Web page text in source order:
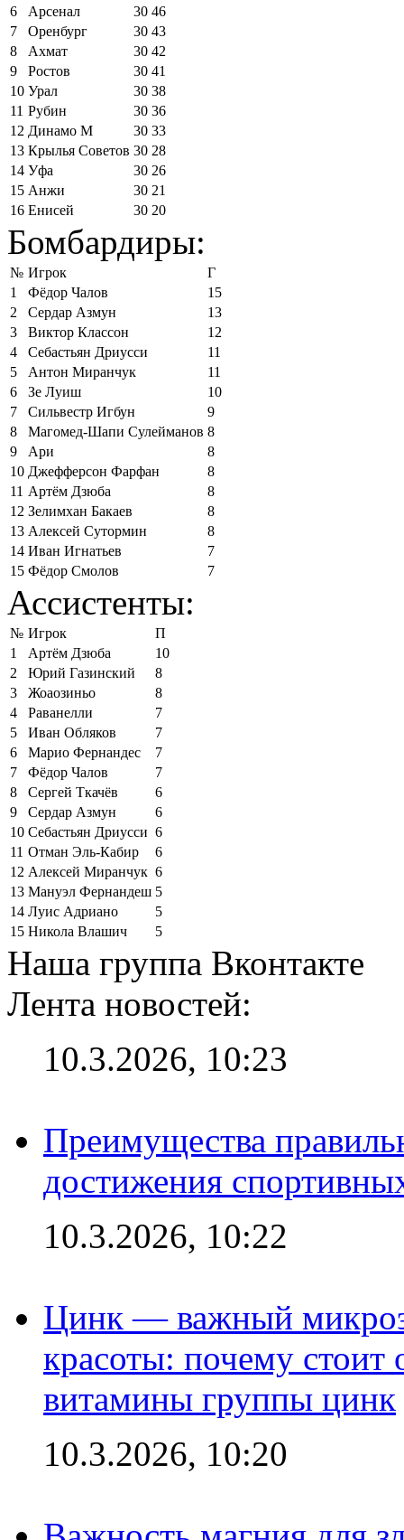
6
Арсенал 30 46
7
Оренбург 30 43
8
Ахмат 30 42
9
Ростов 30 41
10 Урал 30 38
11 Рубин 30 36
12 Динамо М 30 33
13 Крылья Советов 30 28
14 Уфа 30 26
15 Анжи 30 21
16 Енисей 30 20
Бомбардиры:
№ Игрок
Г
1
Фёдор Чалов
15
2
Сердар Азмун
13
3
Виктор Классон
12
4
Себастьян Дриусси
11
5
Антон Миранчук
11
6
Зе Луиш
10
7
Сильвестр Игбун
9
8
Магомед-Шапи Сулейманов 8
9
Ари
8
10 Джефферсон Фарфан
8
11 Артём Дзюба
8
12 Зелимхан Бакаев
8
13 Алексей Сутормин
8
14 Иван Игнатьев
7
15 Фёдор Смолов 7
Ассистенты:
№ Игрок
П
1
Артём Дзюба
10
2
Юрий Газинский
8
3
Жоаозиньо
8
4
Раванелли
7
5
Иван Обляков
7
6
Марио Фернандес
7
7
Фёдор Чалов
7
8
Сергей Ткачёв
6
9
Сердар Азмун
6
10 Себастьян Дриусси 6
11 Отман Эль-Кабир
6
12 Алексей Миранчук 6
13 Мануэл Фернандеш 5
14 Луис Адриано
5
15 Никола Влашич 5
Наша группа Вконтакте
Лента новостей:
10.3.2026, 10:23
Преимущества
достижения
10.3.2026, 10:22
Цинк — важный
красоты: почему стоит
витамины группы цинк
10.3.2026, 10:20